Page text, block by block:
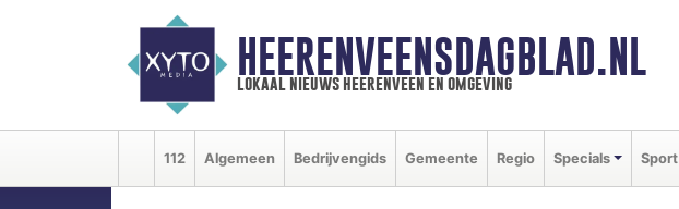
HEERENVEENSDAGBLAD.NL
lokaal nieuws heerenveen en omgeving
112 Algemeen Bedrijvengids Gemeente Regio Specials Sport